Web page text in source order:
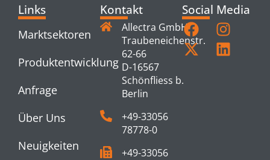
Links
Marktsektoren
Produktentwicklung
Anfrage
Über Uns
Neuigkeiten
Kontakt
Allectra GmbH
Traubeneichenstr.
62-66
D-16567
Schönfliess b.
Berlin
+49-33056
78778-0
+49-33056
Social Media